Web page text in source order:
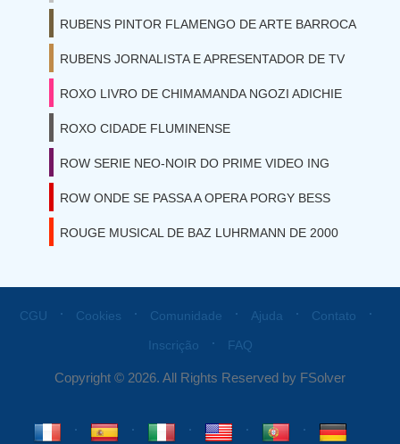
RUBENS PINTOR FLAMENGO DE ARTE BARROCA
RUBENS JORNALISTA E APRESENTADOR DE TV
ROXO LIVRO DE CHIMAMANDA NGOZI ADICHIE
ROXO CIDADE FLUMINENSE
ROW SERIE NEO-NOIR DO PRIME VIDEO ING
ROW ONDE SE PASSA A OPERA PORGY BESS
ROUGE MUSICAL DE BAZ LUHRMANN DE 2000
CGU ⋅ Cookies ⋅ Comunidade ⋅ Ajuda ⋅ Contato ⋅
Inscrição ⋅ FAQ
Copyright © 2026. All Rights Reserved by FSolver
⋅ ⋅ ⋅ ⋅ ⋅